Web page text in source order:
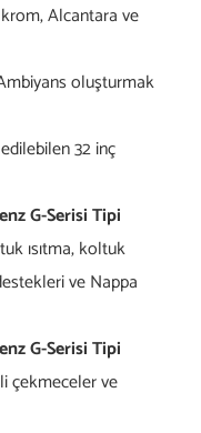
krom, Alcantara ve
oluşturmak
32 inç
G-Serisi Tipi
ısıtma, koltuk
ve Nappa
G-Serisi Tipi
çekmeceler ve